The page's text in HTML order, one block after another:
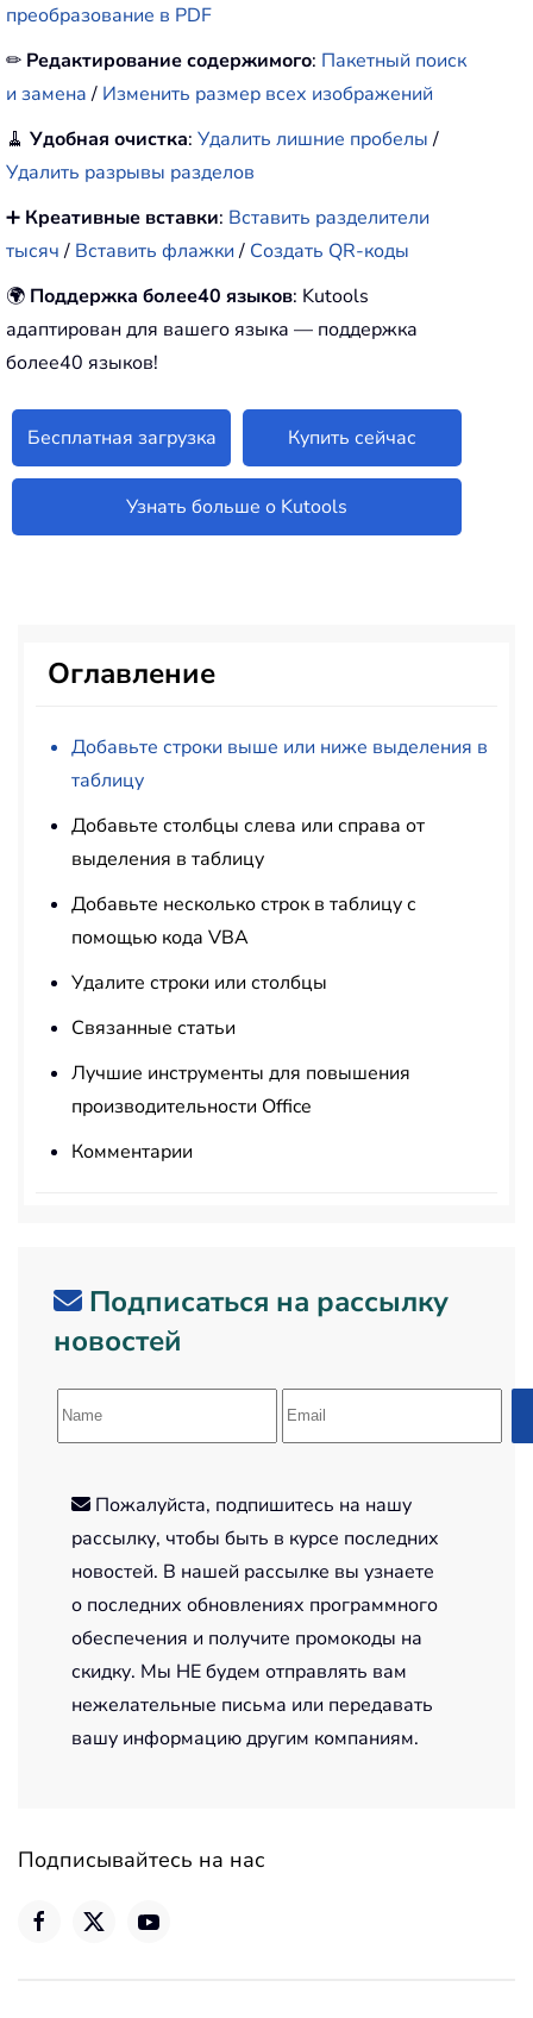
преобразование в PDF
✏ Редактирование содержимого: Пакетный поиск
и замена/ Изменить размер всех изображений
🧹 Удобная очистка: Удалить лишние пробелы/
Удалить разрывы разделов
➕ Креативные вставки: Вставить разделители
тысяч/ Вставить флажки/ Создать QR-коды
🌍 Поддержка более40 языков: Kutools
адаптирован для вашего языка — поддержка
более40 языков!
Бесплатная загрузка Купить сейчас
Узнать больше о Kutools
Оглавление
Добавьте строки выше или ниже выделения в
таблицу
Добавьте столбцы слева или справа от
выделения в таблицу
Добавьте несколько строк в таблицу с
помощью кода VBA
Удалите строки или столбцы
Связанные статьи
Лучшие инструменты для повышения
производительности Office
Комментарии
Подписаться на рассылку
новостей
Пожалуйста, подпишитесь на нашу
рассылку, чтобы быть в курсе последних
новостей. В нашей рассылке вы узнаете
о последних обновлениях программного
обеспечения и получите промокоды на
скидку. Мы НЕ будем отправлять вам
нежелательные письма или передавать
вашу информацию другим компаниям.
Подписывайтесь на нас